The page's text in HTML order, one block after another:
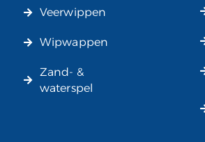
Veerwippen
Wipwappen
Zand- &
waterspel